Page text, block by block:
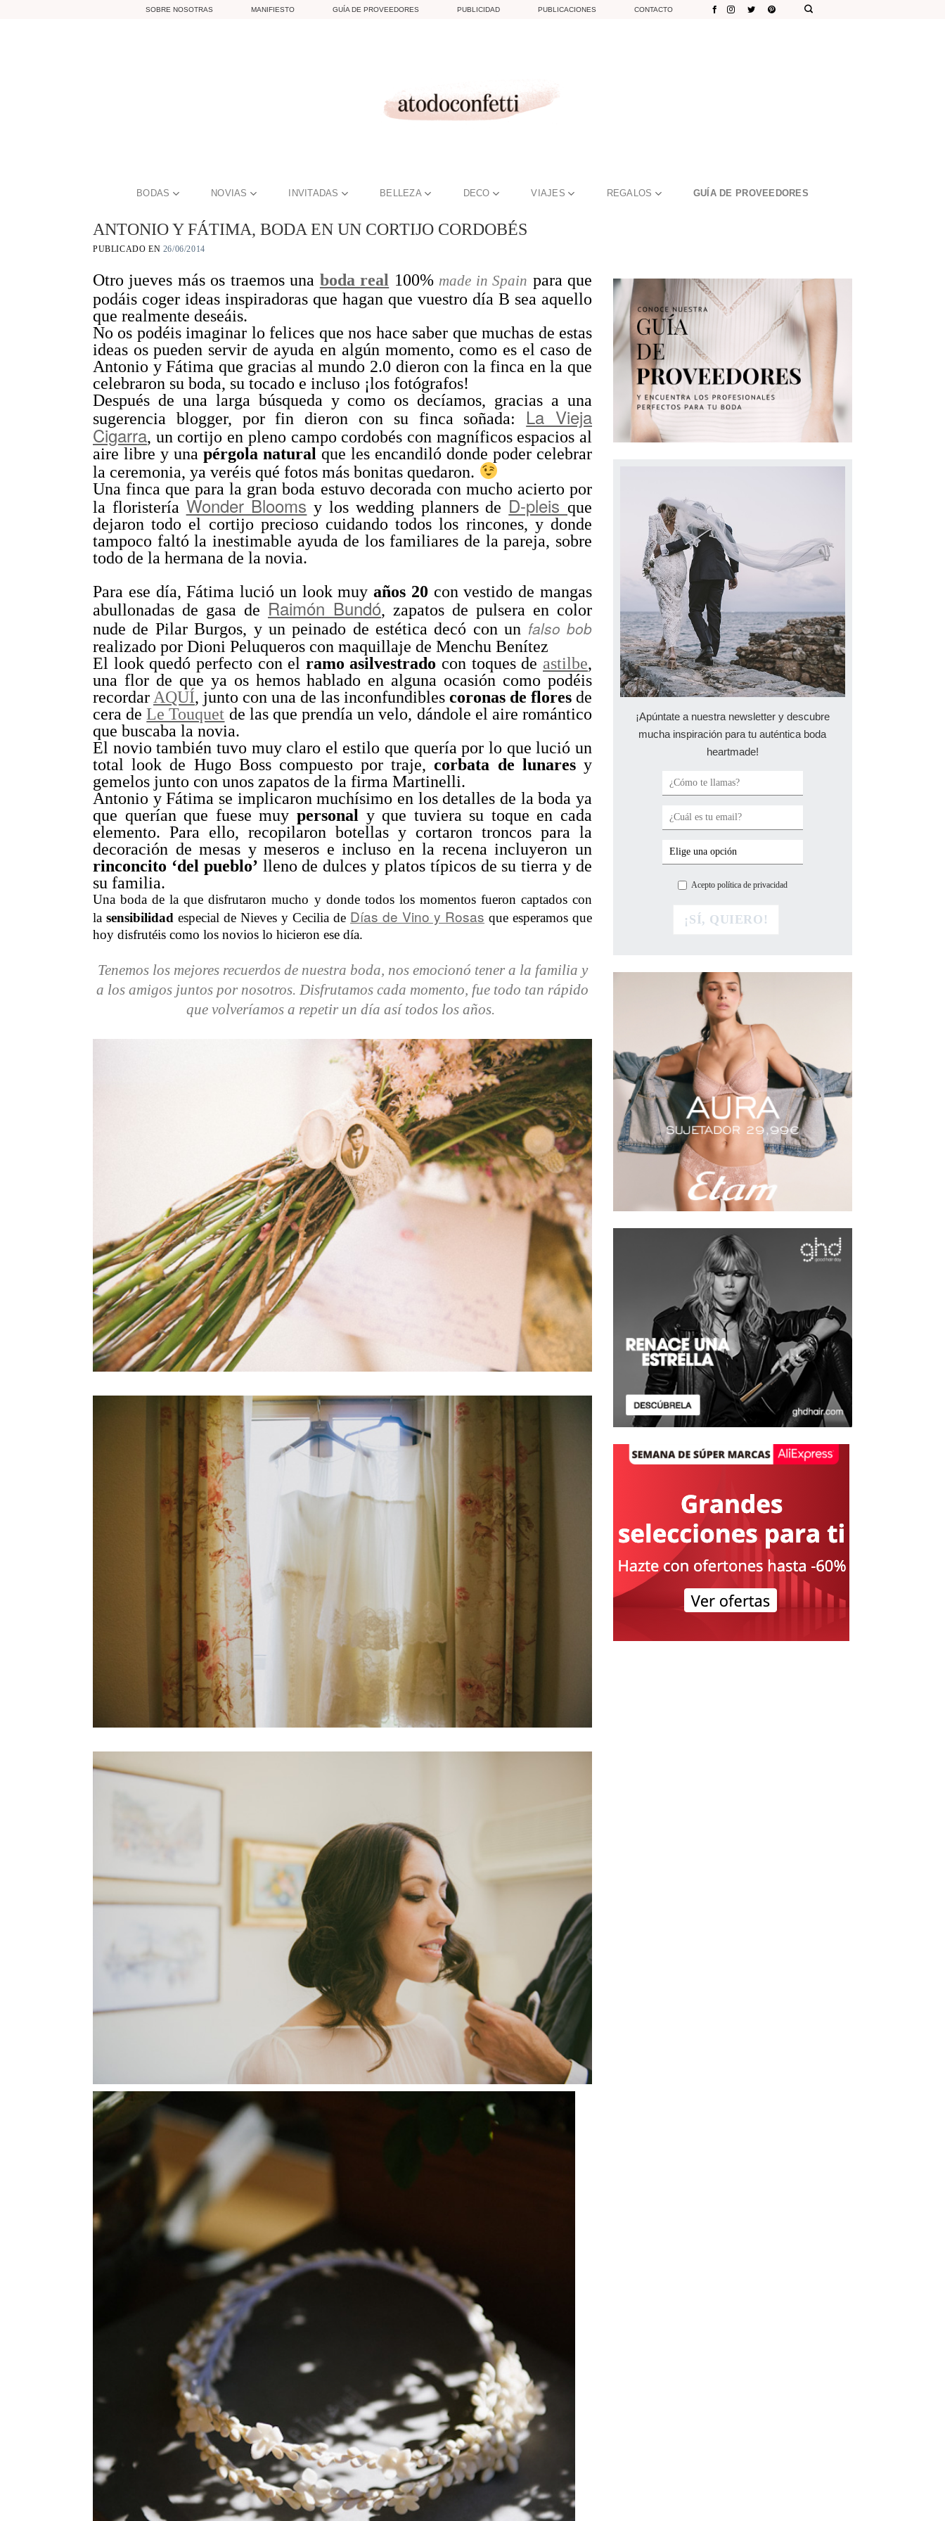
SOBRE NOSOTRAS MANIFIESTO GUÍA DE PROVEEDORES PUBLICIDAD PUBLICACIONES CONTACTO
BODAS NOVIAS INVITADAS BELLEZA DECO VIAJES REGALOS GUÍA DE PROVEEDORES
ANTONIO Y FÁTIMA, BODA EN UN CORTIJO CORDOBÉS
PUBLICADO EN 26/06/2014
Otro jueves más os traemos una boda real 100% made in Spain para que
podáis coger ideas inspiradoras que hagan que vuestro día B sea aquello
que realmente deseáis.
No os podéis imaginar lo felices que nos hace saber que muchas de estas
ideas os pueden servir de ayuda en algún momento, como es el caso de
Antonio y Fátima que gracias al mundo 2.0 dieron con la finca en la que
celebraron su boda, su tocado e incluso ¡los fotógrafos!
Después de una larga búsqueda y como os decíamos, gracias a una
sugerencia blogger, por fin dieron con su finca soñada: La Vieja
Cigarra, un cortijo en pleno campo cordobés con magníficos espacios al
aire libre y una pérgola natural que les encandiló donde poder celebrar
la ceremonia, ya veréis qué fotos más bonitas quedaron.
Una finca que para la gran boda estuvo decorada con mucho acierto por
la floristería Wonder Blooms y los wedding planners de D-pleisque
dejaron todo el cortijo precioso cuidando todos los rincones, y donde
tampoco faltó la inestimable ayuda de los familiares de la pareja, sobre
todo de la hermana de la novia.
Para ese día, Fátima lució un look muy años 20 con vestido de mangas
abullonadas de gasa de Raimón Bundó, zapatos de pulsera en color
nude de Pilar Burgos, y un peinado de estética decó con un falso bob
realizado por Dioni Peluqueros con maquillaje de Menchu Benítez
El look quedó perfecto con el ramo asilvestrado con toques de astilbe,
una flor de que ya os hemos hablado en alguna ocasión como podéis
recordar AQUÍ, junto con una de las inconfundibles coronas de flores de
cera deLe Touquet de las que prendía un velo, dándole el aire romántico
que buscaba la novia.
El novio también tuvo muy claro el estilo que quería por lo que lució un
total look de Hugo Boss compuesto por traje,corbata de lunaresy
gemelos junto con unos zapatos de la firma Martinelli.
Antonio y Fátima se implicaron muchísimo en los detalles de la boda ya
que querían que fuese muy personal y que tuviera su toque en cada
elemento. Para ello, recopilaron botellas y cortaron troncos para la
decoración de mesas y meseros e incluso en la recena incluyeron un
rinconcito ‘del pueblo’ lleno de dulces y platos típicos de su tierra y de
su familia.
Una boda de la que disfrutaron mucho y donde todos los momentos fueron captados con
la sensibilidad especial de Nieves y Cecilia de Días de Vino y Rosas que esperamos que
hoy disfrutéis como los novios lo hicieron ese día.
Tenemos los mejores recuerdos de nuestra boda, nos emocionó tener a la familia y
a los amigos juntos por nosotros. Disfrutamos cada momento, fue todo tan rápido
que volveríamos a repetir un día así todos los años.
¡Apúntate a nuestra newsletter y descubre
mucha inspiración para tu auténtica boda
heartmade!
Acepto política de privacidad